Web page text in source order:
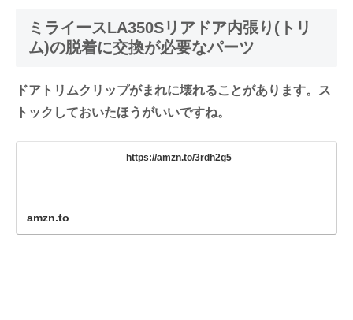
ミライースLA350Sリアドア内張り(トリ
ム)の脱着に交換が必要なパーツ
ドアトリムクリップがまれに壊れることがあります。ス
トックしておいたほうがいいですね。
https://amzn.to/3rdh2g5
amzn.to